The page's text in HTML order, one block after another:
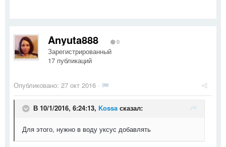
Anyuta888 0
Зарегистрированный
17 публикаций
Опубликовано: 27 окт 2016 ·
В 10/1/2016, 6:24:13, Kossa сказал:
Для этого, нужно в воду уксус добавлять